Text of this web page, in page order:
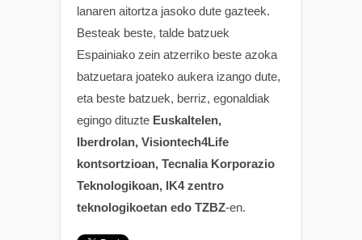
lanaren aitortza jasoko dute gazteek.
Besteak beste, talde batzuek
Espainiako zein atzerriko beste azoka
batzuetara joateko aukera izango dute,
eta beste batzuek, berriz, egonaldiak
egingo dituzte Euskaltelen,
Iberdrolan, Visiontech4Life
kontsortzioan, Tecnalia Korporazio
Teknologikoan, IK4 zentro
teknologikoetan edo TZBZ-en.